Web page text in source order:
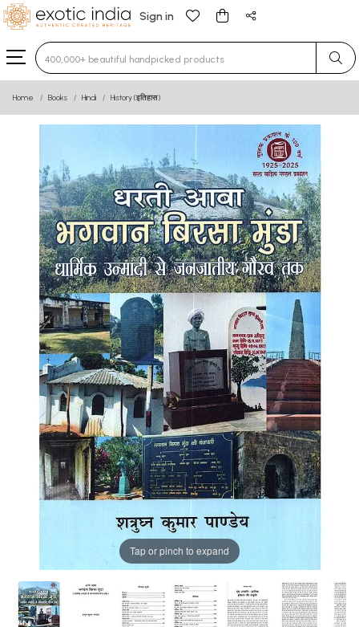
Sign in
Type 3 or more characters for results.
Home Books Hindi History (इतिहास)
Tap or pinch to expand